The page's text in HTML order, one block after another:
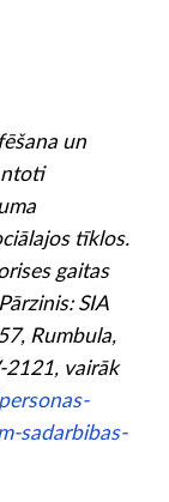
un
tīklos.
gaitas
SIA
Rumbula,
2121, vairāk
sadarbibas-